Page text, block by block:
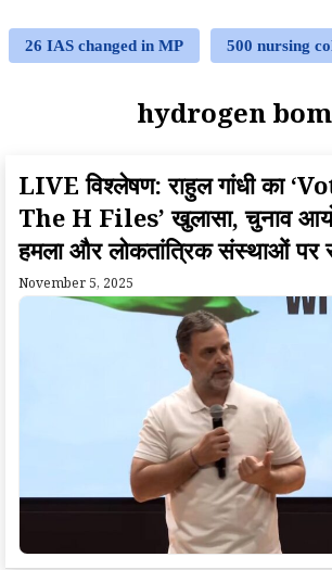
26 IAS changed in MP 500 nursing
hydrogen
LIVE विश्लेषण: राहुल गांधी का
The H Files’ खुलासा, चुनाव
हमला और लोकतांत्रिक संस्थाओं पर
November 5, 2025